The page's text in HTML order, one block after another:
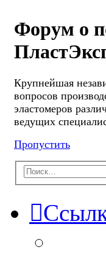
Форум о
Крупнейшая
вопросов
эластомеров
ведущих
Пропустить